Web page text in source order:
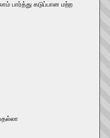
பார்த்து கடுப்பான மற்ற